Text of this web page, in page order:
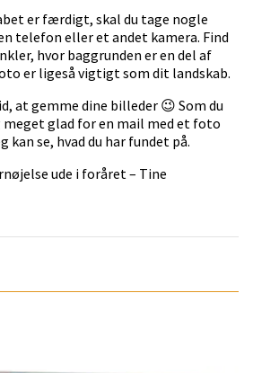
er færdigt, skal du tage nogle
telefon eller et andet kamera. Find
hvor baggrunden er en del af
er ligeså vigtigt som dit landskab.
at gemme dine billeder 😉 Som du
meget glad for en mail med et foto
kan se, hvad du har fundet på.
ude i foråret – Tine